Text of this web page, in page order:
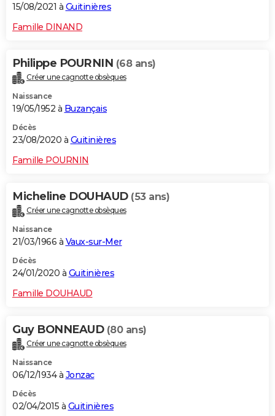
15/08/2021 à Guitinières
Famille DINAND
Philippe POURNIN (68 ans)
Créer une cagnotte obsèques
Naissance
19/05/1952 à Buzançais
Décès
23/08/2020 à Guitinières
Famille POURNIN
Micheline DOUHAUD (53 ans)
Créer une cagnotte obsèques
Naissance
21/03/1966 à Vaux-sur-Mer
Décès
24/01/2020 à Guitinières
Famille DOUHAUD
Guy BONNEAUD (80 ans)
Créer une cagnotte obsèques
Naissance
06/12/1934 à Jonzac
Décès
02/04/2015 à Guitinières